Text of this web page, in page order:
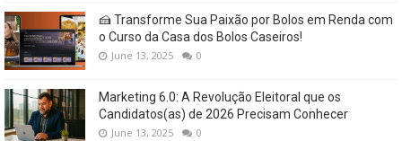
🍰 Transforme Sua Paixão por Bolos em Renda com
o Curso da Casa dos Bolos Caseiros!
June 13, 2025 0
Marketing 6.0: A Revolução Eleitoral que os
Candidatos(as) de 2026 Precisam Conhecer
June 13, 2025 0